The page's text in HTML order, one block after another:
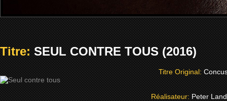
Titre:SEUL CONTRE TOUS (2016)
Titre Original:
Réalisateur:Peter